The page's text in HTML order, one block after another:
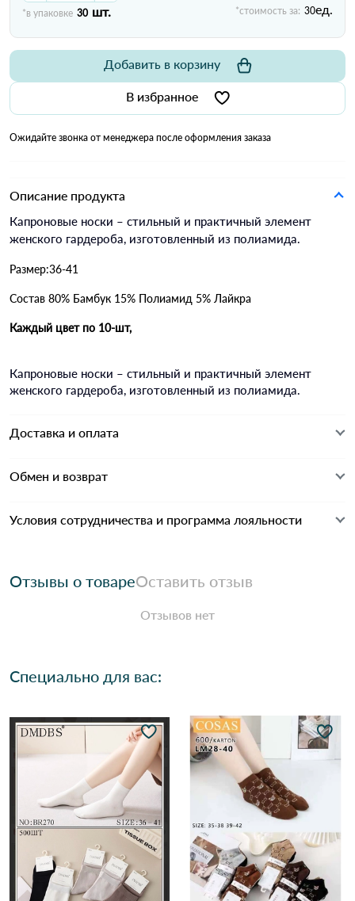
*в упаковке 30 шт. *стоимость за: 30ед.
В избранное
Добавить в корзину
Ожидайте звонка от менеджера после оформления заказа
Описание продукта
Капроновые носки – стильный и практичный элемент
женского гардероба, изготовленный из полиамида.
Размер:36-41
Состав 80% Бамбук 15% Полиамид 5% Лайкра
Каждый цвет по 10-шт,
Капроновые носки – стильный и практичный элемент
женского гардероба, изготовленный из полиамида.
Доставка и оплата
Обмен и возврат
Условия сотрудничества и программа лояльности
Отзывы о товареОставить отзыв
Отзывов нет
Специально для вас: